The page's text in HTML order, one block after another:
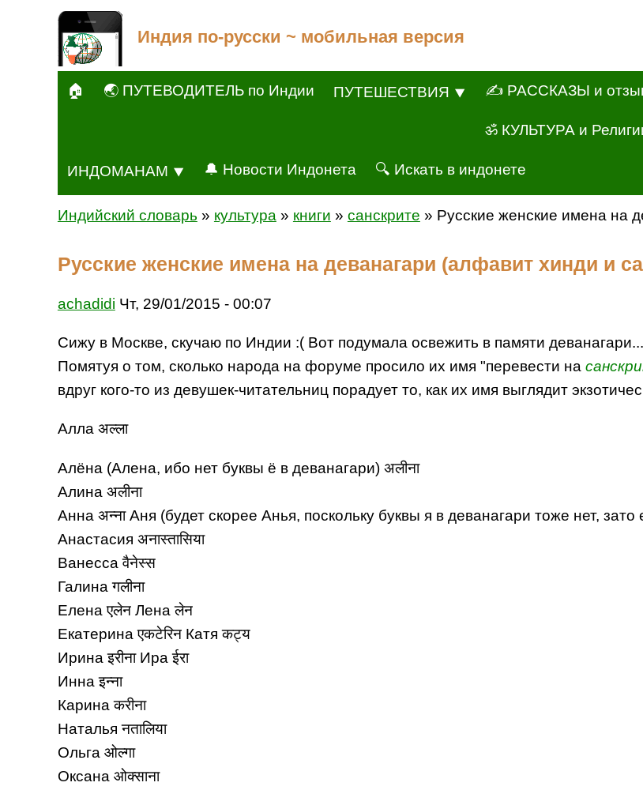
Индия по-русски ~ мобильная версия
🏠 🌏 ПУТЕВОДИТЕЛЬ по Индии ПУТЕШЕСТВИЯ ⯆ ✍ РАССКАЗЫ и
ॐ КУЛЬТУРА и
ИНДОМАНАМ ⯆ 🔔 Новости Индонета 🔍 Искать в индонете
Индийский словарь » культура » книги » санскрите » Русские женские имена на
Русские женские имена на деванагари (алфавит хинди и
achadidi Чт, 29/01/2015 - 00:07
Сижу в Москве, скучаю по Индии :( Вот подумала освежить в памяти деванагари...
Помятуя о том, сколько народа на форуме просило их имя "перевести на
вдруг кого-то из девушек-читательниц порадует то, как их имя выглядит
Алла अल्ला
Алёна (Алена, ибо нет буквы ё в деванагари) अलीना
Алина अलीना
Анна अन्ना Аня (будет скорее Анья, поскольку буквы я в деванагари тоже нет, зато
Анастасия अनास्तासिया
Ванесса वैनेस्स
Галина गलीना
Елена एलेन Лена लेन
Екатерина एकटेरिन Катя कट्य
Ирина इरीना Ира ईरा
Инна इन्ना
Карина करीना
Наталья नतालिया
Ольга ओल्गा
Оксана ओक्साना